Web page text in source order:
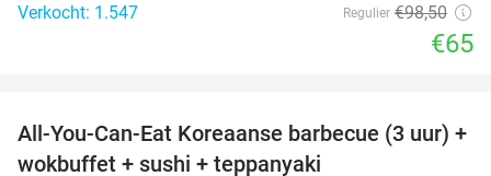
Verkocht: 1.547
Regulier €98,50
€65
21%
All-You-Can-Eat Koreaanse barbecue (3 uur) +
wokbuffet + sushi + teppanyaki